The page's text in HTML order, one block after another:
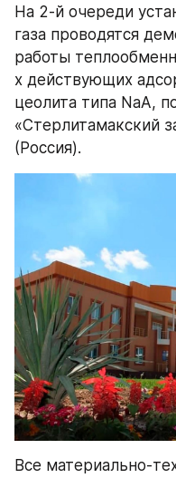
На 2-й очереди
газа проводятся
работы
х действующих
цеолита типа NаА,
«Стерлитамакский
(Россия).
Все материально-